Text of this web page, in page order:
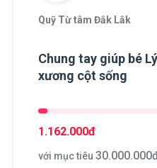
Quỹ Từ tâm Đắk Lắk
Chung tay giúp bé
xương cột sống
1.162.000đ
với mục tiêu 30.000.000